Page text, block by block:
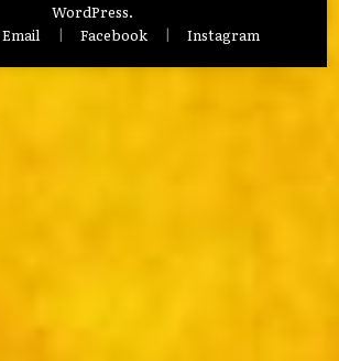
WordPress.
Email Facebook Instagram